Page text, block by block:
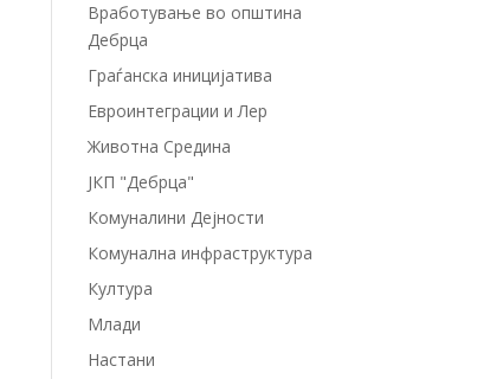
Вработување во општина
Дебрца
Граѓанска иницијатива
Евроинтеграции и Лер
Животна Средина
ЈКП "Дебрца"
Комуналини Дејности
Комунална инфраструктура
Култура
Млади
Настани